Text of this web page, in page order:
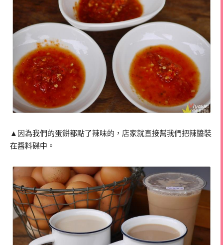
▲因為我們的蛋餅都點了辣味的，店家就直接幫我們把辣醬裝
在醬料碟中。